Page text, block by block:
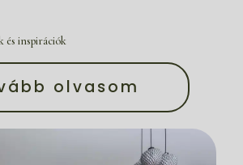
és inspirációk
olvasom